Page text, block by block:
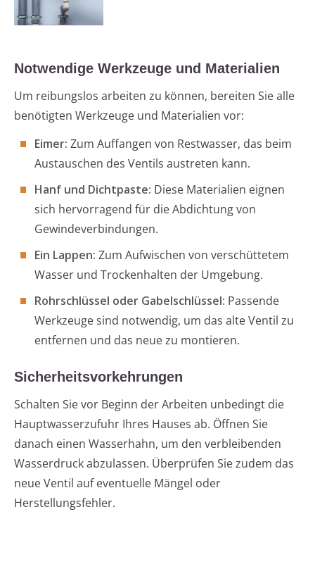
Notwendige Werkzeuge und Materialien
Um reibungslos arbeiten zu können, bereiten Sie alle
benötigten Werkzeuge und Materialien vor:
Eimer: Zum Auffangen von Restwasser, das beim
Austauschen des Ventils austreten kann.
Hanf und Dichtpaste: Diese Materialien eignen
sich hervorragend für die Abdichtung von
Gewindeverbindungen.
Ein Lappen: Zum Aufwischen von verschüttetem
Wasser und Trockenhalten der Umgebung.
Rohrschlüssel oder Gabelschlüssel: Passende
Werkzeuge sind notwendig, um das alte Ventil zu
entfernen und das neue zu montieren.
Sicherheitsvorkehrungen
Schalten Sie vor Beginn der Arbeiten unbedingt die
Hauptwasserzufuhr Ihres Hauses ab. Öffnen Sie
danach einen Wasserhahn, um den verbleibenden
Wasserdruck abzulassen. Überprüfen Sie zudem das
neue Ventil auf eventuelle Mängel oder
Herstellungsfehler.